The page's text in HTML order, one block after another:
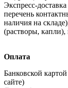
Экспресс-
перечень
наличия на
(растворы, капли),
Оплата
Банковской
сайте)